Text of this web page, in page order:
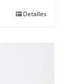
Detalles